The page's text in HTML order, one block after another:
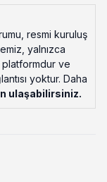
resmi kuruluş
yalnızca
platformdur ve
yoktur. Daha
ulaşabilirsiniz.